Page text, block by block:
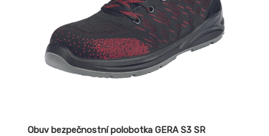
Obuv bezpečnostní polobotka GERA S3 SR